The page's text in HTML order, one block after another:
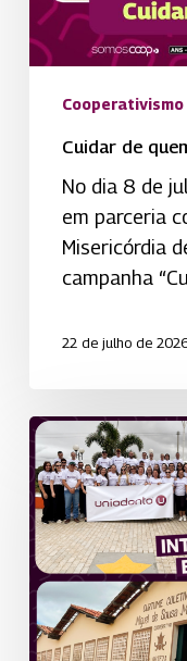
Cuidar de
No dia 8 de
em parceria
Misericórdia
campanha
22 de julho de
Intercooperação
em
Movimento:
Encontro
de
Colaboradores
da
Uniodonto